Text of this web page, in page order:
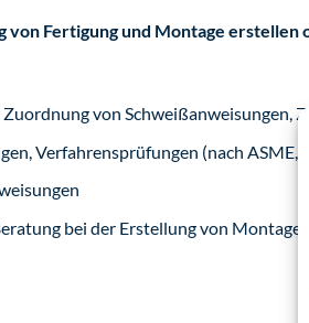
von Fertigung und Montage
von Schweißanweisungen,
Verfahrensprüfungen (nach ASME,
bei der Erstellung von